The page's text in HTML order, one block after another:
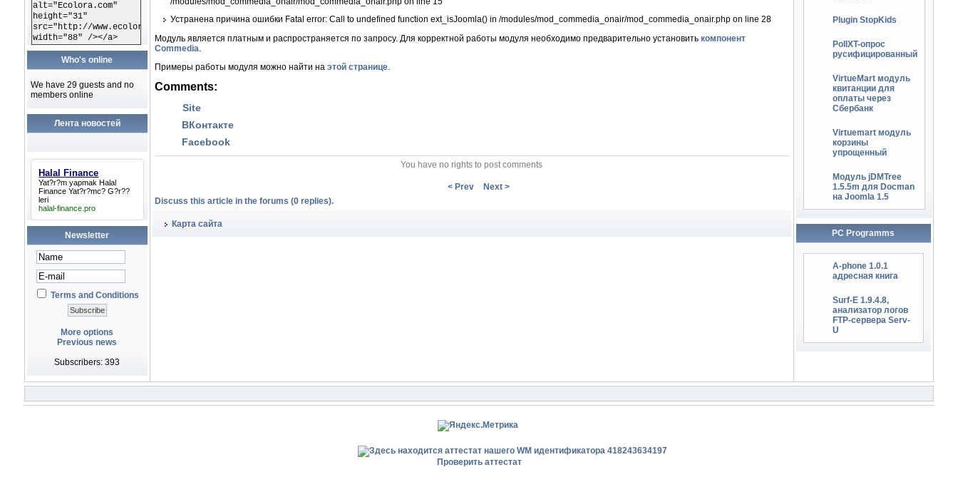
alt="Ecolora.com"
height="31"
src="http://www.ecolora.com/images/ecoloracom.gif"
width="88" /></a>
Who's online
We have 29 guests and no
members online
Лента новостей
Halal Finance
Yat?r?m yapmakHalal
Finance Yat?r?mc? G?r??
leri
halal-finance.pro
Newsletter
Terms and Conditions
More options
Previous news
Subscribers: 393
Устранена причина ошибки Fatal error: Call to undefined function ext_isJoomla() in /modules/mod_commedia_onair/mod_commedia_onair.php on line 28
Модуль является платным и распространяется по запросу. Для корректной работы модуля необходимо предварительно установить компонент
Commedia.
Примеры работы модуля можно найти на этой странице.
Comments:
Site
ВКонтакте
Facebook
You have no rights to post comments
< Prev
Next >
Discuss this article in the forums (0 replies).
Карта сайта
Plugin StopKids
PollXT-опрос
русифицированный
VirtueMart модуль
квитанции для
оплаты через
Сбербанк
Virtuemart модуль
корзины
упрощенный
Модуль jDMTree
1.5.5m для Docman
на Joomla 1.5
PC Programms
A-phone 1.0.1
адресная книга
Surf-E 1.9.4.8,
анализатор логов
FTP-сервера Serv-
U
Проверить аттестат